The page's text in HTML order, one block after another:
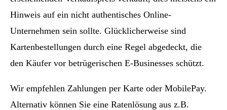
Hinweis auf ein nicht authentisches Online-
Unternehmen sein sollte. Glücklicherweise sind
Kartenbestellungen durch eine Regel abgedeckt, die
den Käufer vor betrügerischen E-Businesses schützt.
Wir empfehlen Zahlungen per Karte oder MobilePay.
Alternativ können Sie eine Ratenlösung aus z.B.